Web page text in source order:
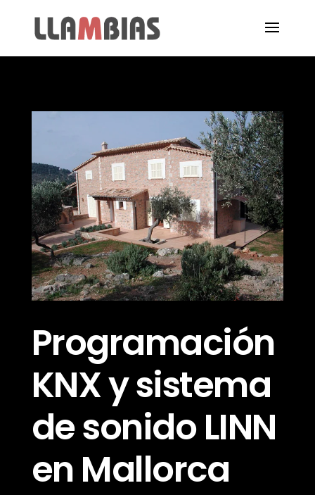
Programación
KNX y sistema
de sonido LINN
en Mallorca